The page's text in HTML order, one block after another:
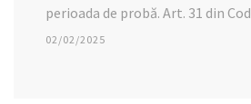
perioada de probă. Art. 31 din
02/02/2025